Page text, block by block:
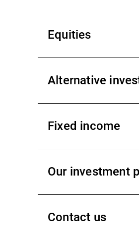
Equities
Alternative
Fixed income
Our investment
Contact us